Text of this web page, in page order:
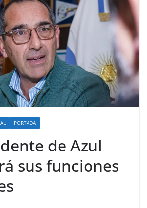
PORTADA
de Azul
sus funciones